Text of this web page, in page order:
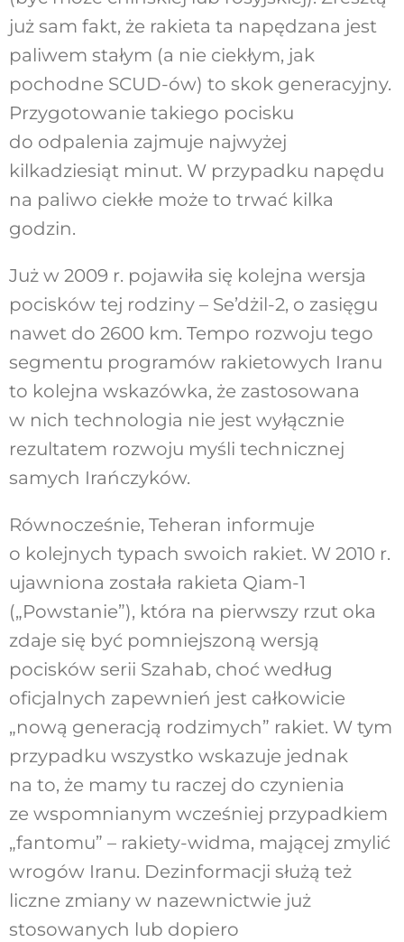
już sam fakt, że rakieta ta napędzana jest
paliwem stałym (a nie ciekłym, jak
pochodne SCUD-ów) to skok generacyjny.
Przygotowanie takiego pocisku
do odpalenia zajmuje najwyżej
kilkadziesiąt minut. W przypadku napędu
na paliwo ciekłe może to trwać kilka
godzin.
Już w 2009 r. pojawiła się kolejna wersja
pocisków tej rodziny – Se’dżil-2, o zasięgu
nawet do 2600 km. Tempo rozwoju tego
segmentu programów rakietowych Iranu
to kolejna wskazówka, że zastosowana
w nich technologia nie jest wyłącznie
rezultatem rozwoju myśli technicznej
samych Irańczyków.
Równocześnie, Teheran informuje
o kolejnych typach swoich rakiet. W 2010 r.
ujawniona została rakieta Qiam-1
(„Powstanie”), która na pierwszy rzut oka
zdaje się być pomniejszoną wersją
pocisków serii Szahab, choć według
oficjalnych zapewnień jest całkowicie
„nową generacją rodzimych” rakiet. W tym
przypadku wszystko wskazuje jednak
na to, że mamy tu raczej do czynienia
ze wspomnianym wcześniej przypadkiem
„fantomu” – rakiety-widma, mającej zmylić
wrogów Iranu. Dezinformacji służą też
liczne zmiany w nazewnictwie już
stosowanych lub dopiero